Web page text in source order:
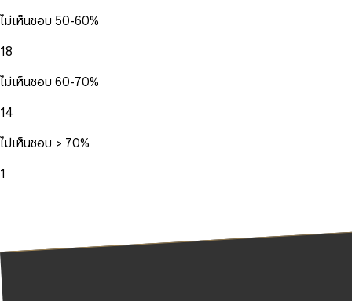
ไม่เห็นชอบ 50-60%
18
ไม่เห็นชอบ 60-70%
14
ไม่เห็นชอบ > 70%
1